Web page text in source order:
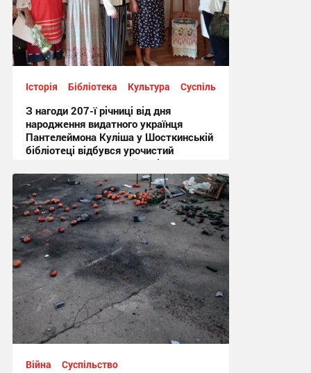
Історія Бібліотека Культура Суспільство
З нагоди 207-ї річниці від дня
народження видатного українця
Пантелеймона Куліша у Шосткинській
бібліотеці відбувся урочистий
культурно-мистецький захід + Фото
12:44, 7.08.2026
Війна Суспільство